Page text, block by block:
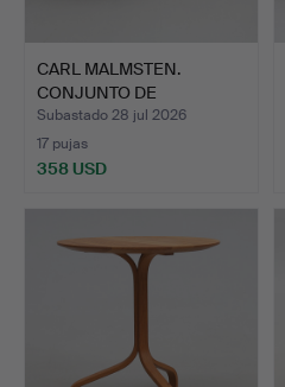
CARL MALMSTEN.
CONJUNTO DE
COMEDOR, 7 piez…
Subastado 28 jul 2026
17 pujas
358 USD